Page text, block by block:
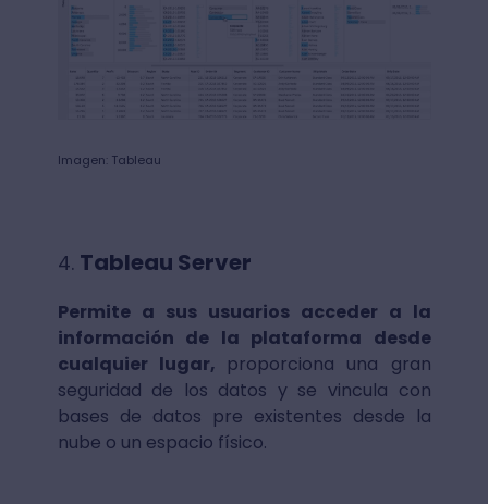
Imagen: Tableau
Tableau Server
Permite a sus usuarios acceder a la
información de la plataforma desde
cualquier lugar, proporciona una gran
seguridad de los datos y se vincula con
bases de datos pre existentes desde la
nube o un espacio físico.